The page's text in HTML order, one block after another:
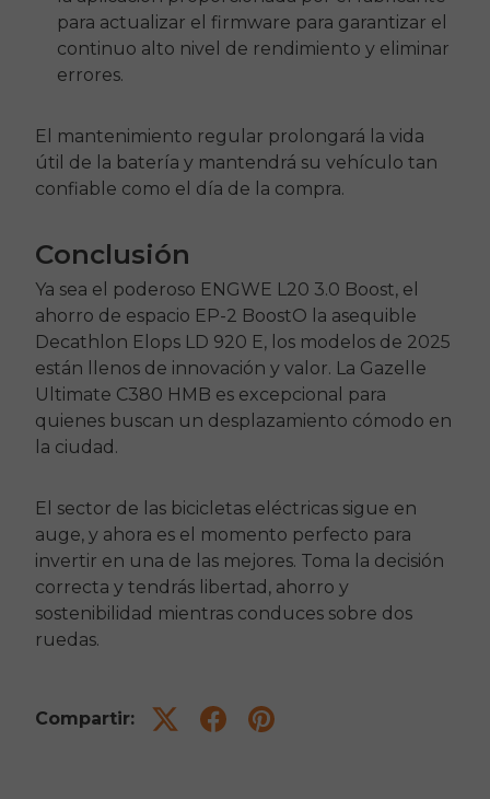
para actualizar el firmware para garantizar el
continuo alto nivel de rendimiento y eliminar
errores.
El mantenimiento regular prolongará la vida
útil de la batería y mantendrá su vehículo tan
confiable como el día de la compra.
Conclusión
Ya sea el poderoso ENGWE L20 3.0 Boost, el
ahorro de espacio EP-2 BoostO la asequible
Decathlon Elops LD 920 E, los modelos de 2025
están llenos de innovación y valor. La Gazelle
Ultimate C380 HMB es excepcional para
quienes buscan un desplazamiento cómodo en
la ciudad.
El sector de las bicicletas eléctricas sigue en
auge, y ahora es el momento perfecto para
invertir en una de las mejores. Toma la decisión
correcta y tendrás libertad, ahorro y
sostenibilidad mientras conduces sobre dos
ruedas.
Compartir: